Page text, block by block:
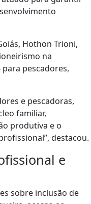
Hothon Trioni,
na
pescadores,
e pescadoras,
familiar,
produtiva e o
destacou.
e
sobre inclusão de